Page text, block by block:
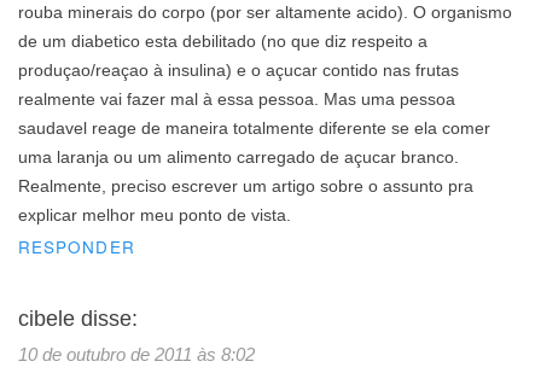
rouba minerais do corpo (por ser altamente acido). O organismo
de um diabetico esta debilitado (no que diz respeito a
produçao/reaçao à insulina) e o açucar contido nas frutas
realmente vai fazer mal à essa pessoa. Mas uma pessoa
saudavel reage de maneira totalmente diferente se ela comer
uma laranja ou um alimento carregado de açucar branco.
Realmente, preciso escrever um artigo sobre o assunto pra
explicar melhor meu ponto de vista.
RESPONDER
cibele disse:
10 de outubro de 2011 às 8:02